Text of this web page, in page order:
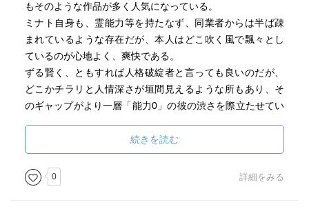
もそのような作品が多く人気になっている。
ミナト自身も、霊能力等を持たなず、同業者からは半ば疎
まれているような存在だが、本人はどこ吹く風で飄々とし
ているのが心地よく、爽快である。
ずる賢く、ともすれば人格破綻者と言っても良いのだが、
どこかチラリと人情深さが垣間見えるような所もあり、そ
のギャップがより一層「能力0」の彼の渋さを際立たせてい
地味に支持者が多いシリーズであり、今後のメディア展開
にも期待が出来る。
是非この機会に追ってみては如何だろうか。
続きを読む
0 詳細をみる